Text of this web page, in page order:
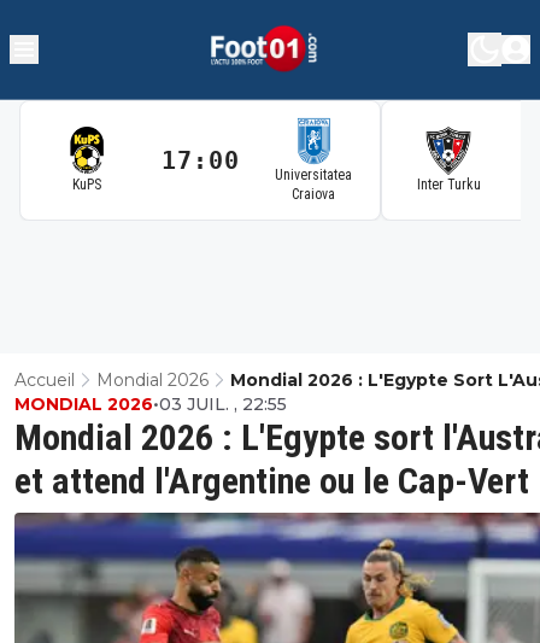
KuPS
17:00
Universitatea
Craiova
Inter Turku
Accueil Mondial 2026
Mondial 2026 : L'Egypte Sort
Et Attend L'Argentine Ou Le
Mondial 2026 : L'Egypte sort
et attend l'Argentine ou le Cap-Vert
MONDIAL 2026•03 JUIL. , 22:55